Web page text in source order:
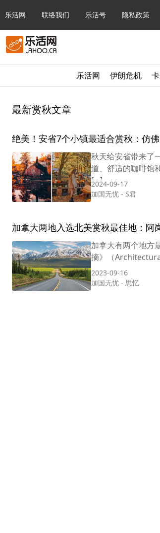
乐活网 联络我们 乐活号 隐私政策
乐活网 伊朗危机
最新赏秋文章
绝美！安省7个小镇最适合赏秋：仿
秋天给安省带来了
道、舒适的咖啡馆
[…]
2024-09-17
加国无忧 - S君
加拿大两地入选北美赏秋最佳地：阿
加拿大有两个地方
摘》（
2023-09-16
加国无忧 - 思忆